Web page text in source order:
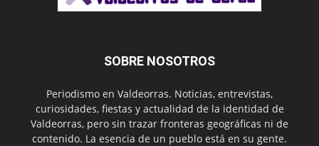
SOBRE NOSOTROS
Periodismo en Valdeorras. Noticias, entrevistas,
curiosidades, fiestas y actualidad de la identidad de
Valdeorras, pero sin trazar fronteras geográficas ni de
contenido. La esencia de un pueblo está en su gente.